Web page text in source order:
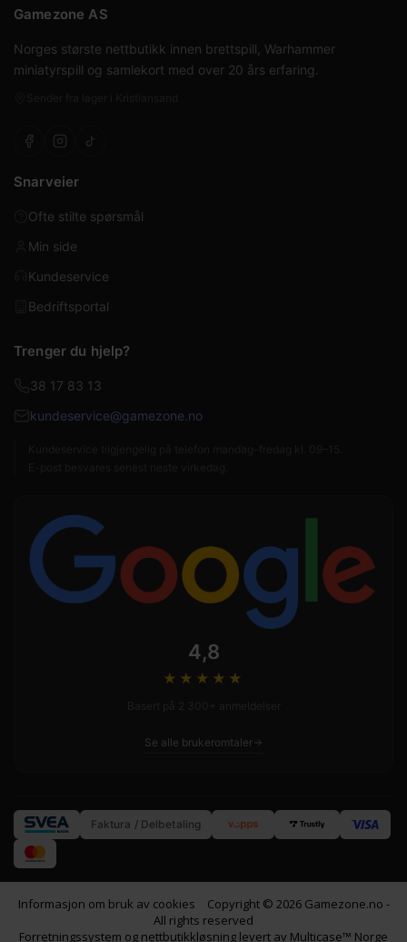
Gamezone AS
Norges største nettbutikk innen brettspill, Warhammer
miniatyrspill og samlekort med over 20 års erfaring.
Snarveier
Ofte stilte spørsmål
Min side
Kundeservice
Bedriftsportal
Trenger du hjelp?
38 17 83 13
kundeservice@gamezone.no
4,8
★★★★ ★
Se alle brukeromtaler
Faktura / Delbetaling
Informasjon om bruk av cookies
Copyright © 2026 Gamezone.no -
All rights reserved
Forretningssystem og nettbutikkløsning levert av Multicase™ Norge